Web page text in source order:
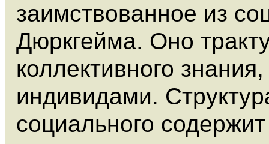
заимствованное из
Дюркгейма. Оно
коллективного
индивидами.
социального